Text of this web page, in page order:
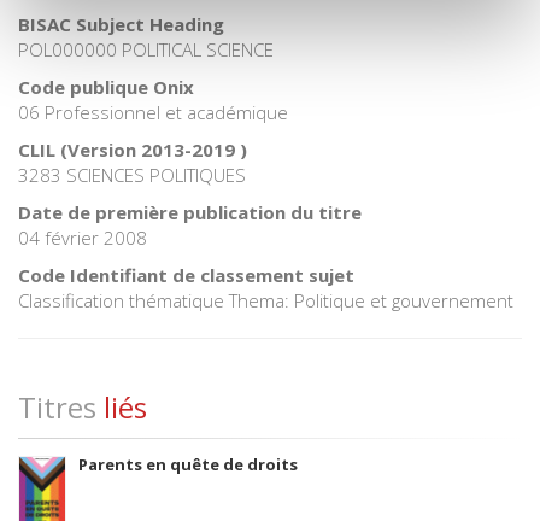
BISAC Subject Heading
POL000000 POLITICAL SCIENCE
Code publique Onix
06 Professionnel et académique
CLIL (Version 2013-2019 )
3283 SCIENCES POLITIQUES
Date de première publication du titre
04 février 2008
Code Identifiant de classement sujet
Classification thématique Thema: Politique et gouvernement
Titres liés
Parents en quête de droits